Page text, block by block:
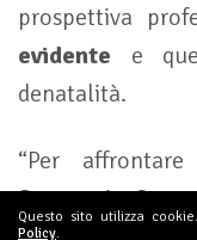
prospettiva
evidente e
denatalità.
“Per
Segretario
Questo sito utilizza
Policy.